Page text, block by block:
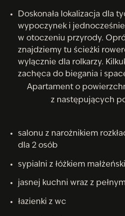
Doskonała lokalizacja dla
wypoczynek i
w otoczeniu przyrody.
znajdziemy tu ścieżki
wylącznie dla rolkarzy.
zachęca do biegania i
Apartament o
z następujących
salonu z narożnikiem
dla 2 osób
sypialni z łóżkiem
jasnej kuchni wraz z
łazienki z wc